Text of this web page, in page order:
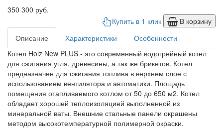
350 300 руб.
Купить в 1 клик
В корзину
Описание
Характеристики
Особенности
Котел Holz New PLUS - это современный водогрейный котел
для сжигания угля, древесины, а так же брикетов. Котел
предназначен для сжигания топлива в верхнем слое с
использованием вентилятора и автоматики. Площадь
помещения отапливаемого котлом от 50 до 650 м2. Котел
обладает хорошей теплоизоляцией выполненной из
минеральной ваты. Внешние стальные панели окрашены
методом высокотемпературной полимерной окраски.